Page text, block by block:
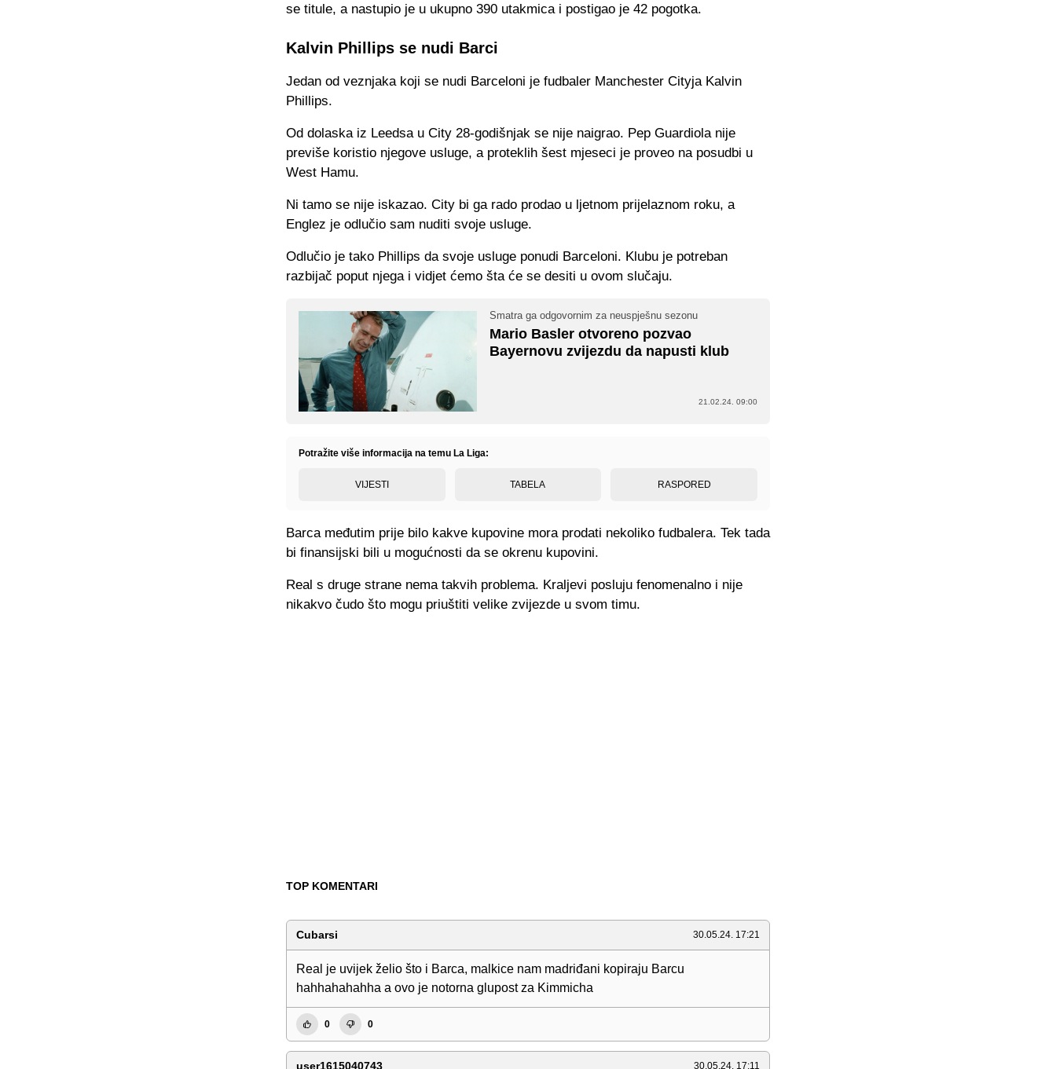
se titule, a nastupio je u ukupno 390 utakmica i postigao je 42 pogotka.
Kalvin Phillips se nudi Barci
Jedan od veznjaka koji se nudi Barceloni je fudbaler Manchester Cityja Kalvin
Phillips.
Od dolaska iz Leedsa u City 28-godišnjak se nije naigrao. Pep Guardiola nije
previše koristio njegove usluge, a proteklih šest mjeseci je proveo na posudbi u
West Hamu.
Ni tamo se nije iskazao. City bi ga rado prodao u ljetnom prijelaznom roku, a
Englez je odlučio sam nuditi svoje usluge.
Odlučio je tako Phillips da svoje usluge ponudi Barceloni. Klubu je potreban
razbijač poput njega i vidjet ćemo šta će se desiti u ovom slučaju.
Smatra ga odgovornim za neuspješnu sezonu
Mario Basler otvoreno pozvao
Bayernovu zvijezdu da napusti klub
21.02.24. 09:00
Potražite više informacija na temu La Liga:
VIJESTI TABELA RASPORED
Barca međutim prije bilo kakve kupovine mora prodati nekoliko fudbalera. Tek tada
bi finansijski bili u mogućnosti da se okrenu kupovini.
Real s druge strane nema takvih problema. Kraljevi posluju fenomenalno i nije
nikakvo čudo što mogu priuštiti velike zvijezde u svom timu.
TOP KOMENTARI
Cubarsi 30.05.24. 17:21
Real je uvijek želio što i Barca, malkice nam madriđani kopiraju Barcu
hahhahahahha a ovo je notorna glupost za Kimmicha
0 0
user1615040743 30.05.24. 17:11